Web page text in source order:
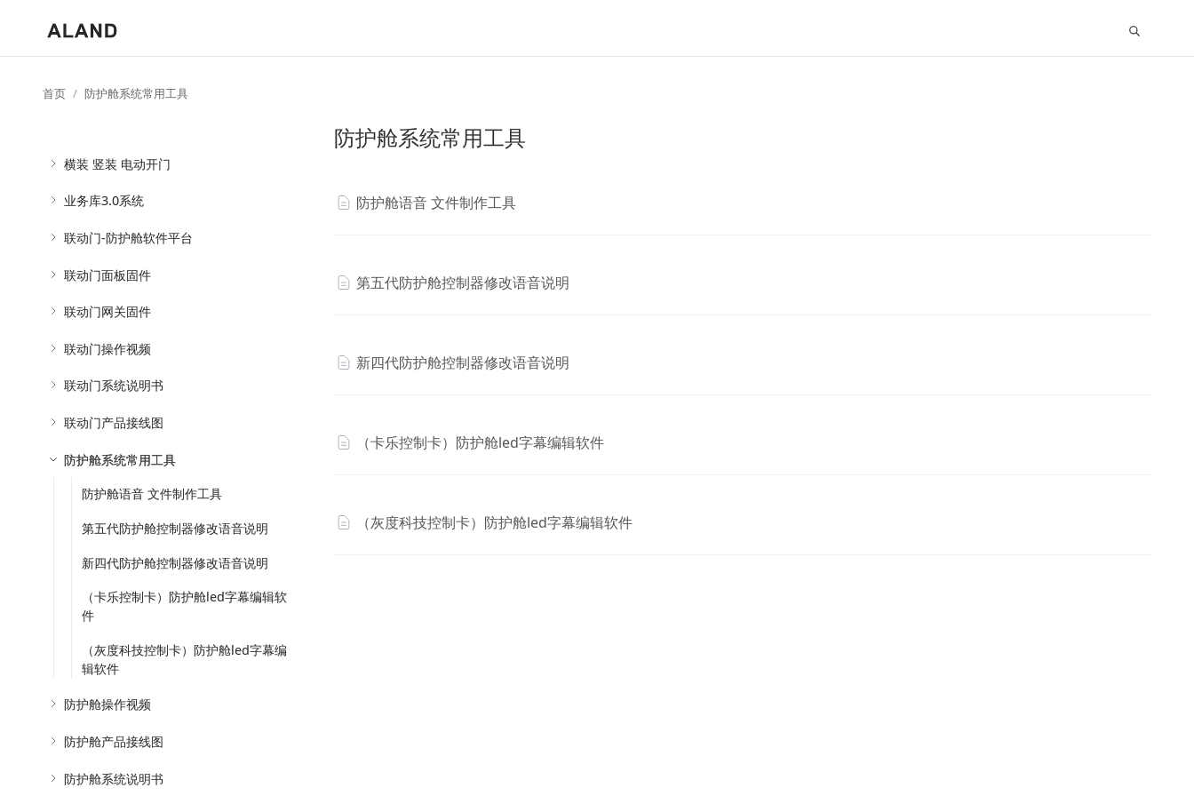
首页 防护舱系统常用工具
横装 竖装 电动开门
业务库3.0系统
联动门-防护舱软件平台
联动门面板固件
联动门网关固件
联动门操作视频
联动门系统说明书
联动门产品接线图
防护舱系统常用工具
防护舱语音 文件制作工具
第五代防护舱控制器修改语音说明
新四代防护舱控制器修改语音说明
（卡乐控制卡）防护舱led字幕编辑软
件
（灰度科技控制卡）防护舱led字幕编
辑软件
防护舱操作视频
防护舱产品接线图
防护舱系统说明书
防护舱系统常用工具
防护舱语音 文件制作工具
第五代防护舱控制器修改语音说明
新四代防护舱控制器修改语音说明
（卡乐控制卡）防护舱led字幕编辑软件
（灰度科技控制卡）防护舱led字幕编辑软件